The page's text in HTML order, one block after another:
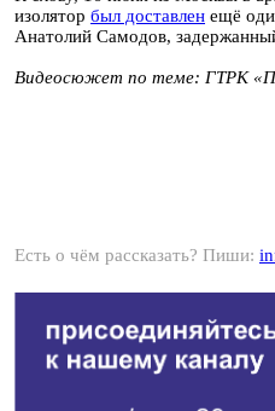
изолятор был доставлен ещё
Анатолий Самодов,
Видеосюжет по теме: ГТРК
Есть о чём рассказать? Пиши: